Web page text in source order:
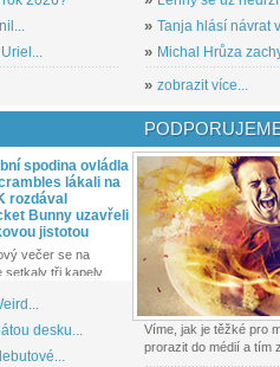
» Tanja hlásí návrat
» Michal Hrůza
» zobrazit více...
spodina ovládla
lákali na
rozdával
Bunny uzavřeli
jistotou
večer se na
tři kapely...
desku...
Víme, jak je těžké pro
prorazit do médií a tím